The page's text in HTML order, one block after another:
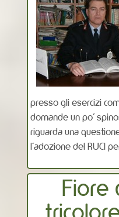
presso gli esercizi
domande un po’
riguarda una
l’adozione del RUCI
Fiore